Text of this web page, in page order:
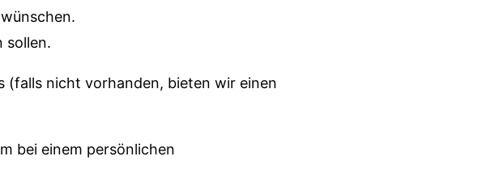
sollen.
(falls nicht vorhanden, bieten wir einen
bei einem persönlichen